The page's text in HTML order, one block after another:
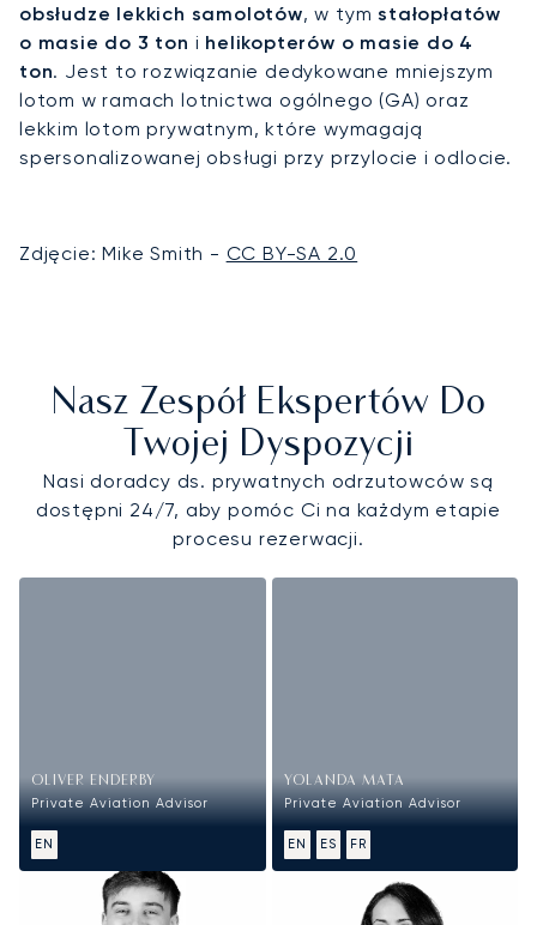
obsłudze lekkich samolotów, w tymstałopłatów
o masie do 3 ton i helikopterów o masie do 4
ton. Jest to rozwiązanie dedykowane mniejszym
lotom w ramach lotnictwa ogólnego (GA) oraz
lekkim lotom prywatnym, które wymagają
spersonalizowanej obsługi przy przylocie i odlocie.
Zdjęcie: Mike Smith - CC BY-SA 2.0
Nasz Zespół Ekspertów Do
Twojej Dyspozycji
Nasi doradcy ds. prywatnych odrzutowców są
dostępni 24/7, aby pomóc Ci na każdym etapie
procesu rezerwacji.
OLIVER ENDERBY
Private Aviation Advisor
EN
YOLANDA MATA
Private Aviation Advisor
EN ES FR